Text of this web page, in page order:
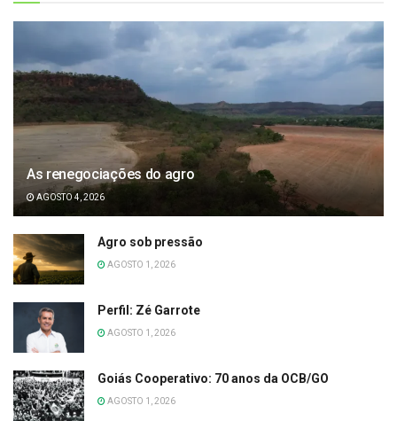
As renegociações do agro
AGOSTO 4, 2026
Agro sob pressão
AGOSTO 1, 2026
Perfil: Zé Garrote
AGOSTO 1, 2026
Goiás Cooperativo: 70 anos da OCB/GO
AGOSTO 1, 2026